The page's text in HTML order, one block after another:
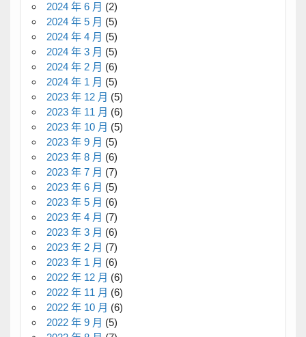
2024 年 6 月 (2)
2024 年 5 月 (5)
2024 年 4 月 (5)
2024 年 3 月 (5)
2024 年 2 月 (6)
2024 年 1 月 (5)
2023 年 12 月 (5)
2023 年 11 月 (6)
2023 年 10 月 (5)
2023 年 9 月 (5)
2023 年 8 月 (6)
2023 年 7 月 (7)
2023 年 6 月 (5)
2023 年 5 月 (6)
2023 年 4 月 (7)
2023 年 3 月 (6)
2023 年 2 月 (7)
2023 年 1 月 (6)
2022 年 12 月 (6)
2022 年 11 月 (6)
2022 年 10 月 (6)
2022 年 9 月 (5)